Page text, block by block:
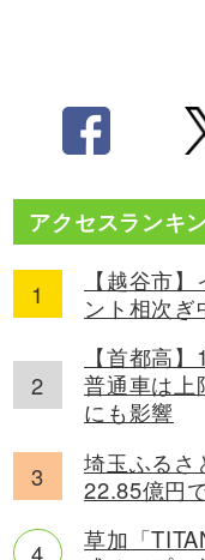
アクセスランキ
【越谷市
ント相次
【首都高
普通車は上
にも影響
埼玉ふるさ
22.85億円
草加「